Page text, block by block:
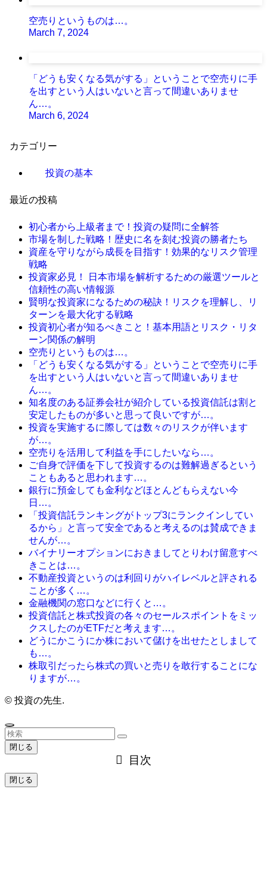
空売りというものは…。
March 7, 2024
「どうも安くなる気がする」ということで空売りに手
を出すという人はいないと言って間違いありませ
ん…。
March 6, 2024
カテゴリー
投資の基本
最近の投稿
初心者から上級者まで！投資の疑問に全解答
市場を制した戦略！歴史に名を刻む投資の勝者たち
資産を守りながら成長を目指す！効果的なリスク管理
戦略
投資家必見！ 日本市場を解析するための厳選ツールと
信頼性の高い情報源
賢明な投資家になるための秘訣！リスクを理解し、リ
ターンを最大化する戦略
投資初心者が知るべきこと！基本用語とリスク・リタ
ーン関係の解明
空売りというものは…。
「どうも安くなる気がする」ということで空売りに手
を出すという人はいないと言って間違いありませ
ん…。
知名度のある証券会社が紹介している投資信託は割と
安定したものが多いと思って良いですが…。
投資を実施するに際しては数々のリスクが伴います
が…。
空売りを活用して利益を手にしたいなら…。
ご自身で評価を下して投資するのは難解過ぎるという
こともあると思われます…。
銀行に預金しても金利などほとんどもらえない今
日…。
「投資信託ランキングがトップ3にランクインしてい
るから」と言って安全であると考えるのは賛成できま
せんが…。
バイナリーオプションにおきましてとりわけ留意すべ
きことは…。
不動産投資というのは利回りがハイレベルと評される
ことが多く…。
金融機関の窓口などに行くと…。
投資信託と株式投資の各々のセールスポイントをミッ
クスしたのがETFだと考えます…。
どうにかこうにか株において儲けを出せたとしまして
も…。
株取引だったら株式の買いと売りを敢行することにな
りますが…。
© 投資の先生.
閉じる
目次
閉じる